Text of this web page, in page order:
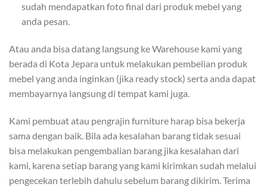
sudah mendapatkan foto final dari produk mebel yang
anda pesan.
Atau anda bisa datang langsung ke Warehouse kami yang
berada di Kota Jepara untuk melakukan pembelian produk
mebel yang anda inginkan (jika ready stock) serta anda dapat
membayarnya langsung di tempat kami juga.
Kami pembuat atau pengrajin furniture harap bisa bekerja
sama dengan baik. Bila ada kesalahan barang tidak sesuai
bisa melakukan pengembalian barang jika kesalahan dari
kami, karena setiap barang yang kami kirimkan sudah melalui
pengecekan terlebih dahulu sebelum barang dikirim. Terima